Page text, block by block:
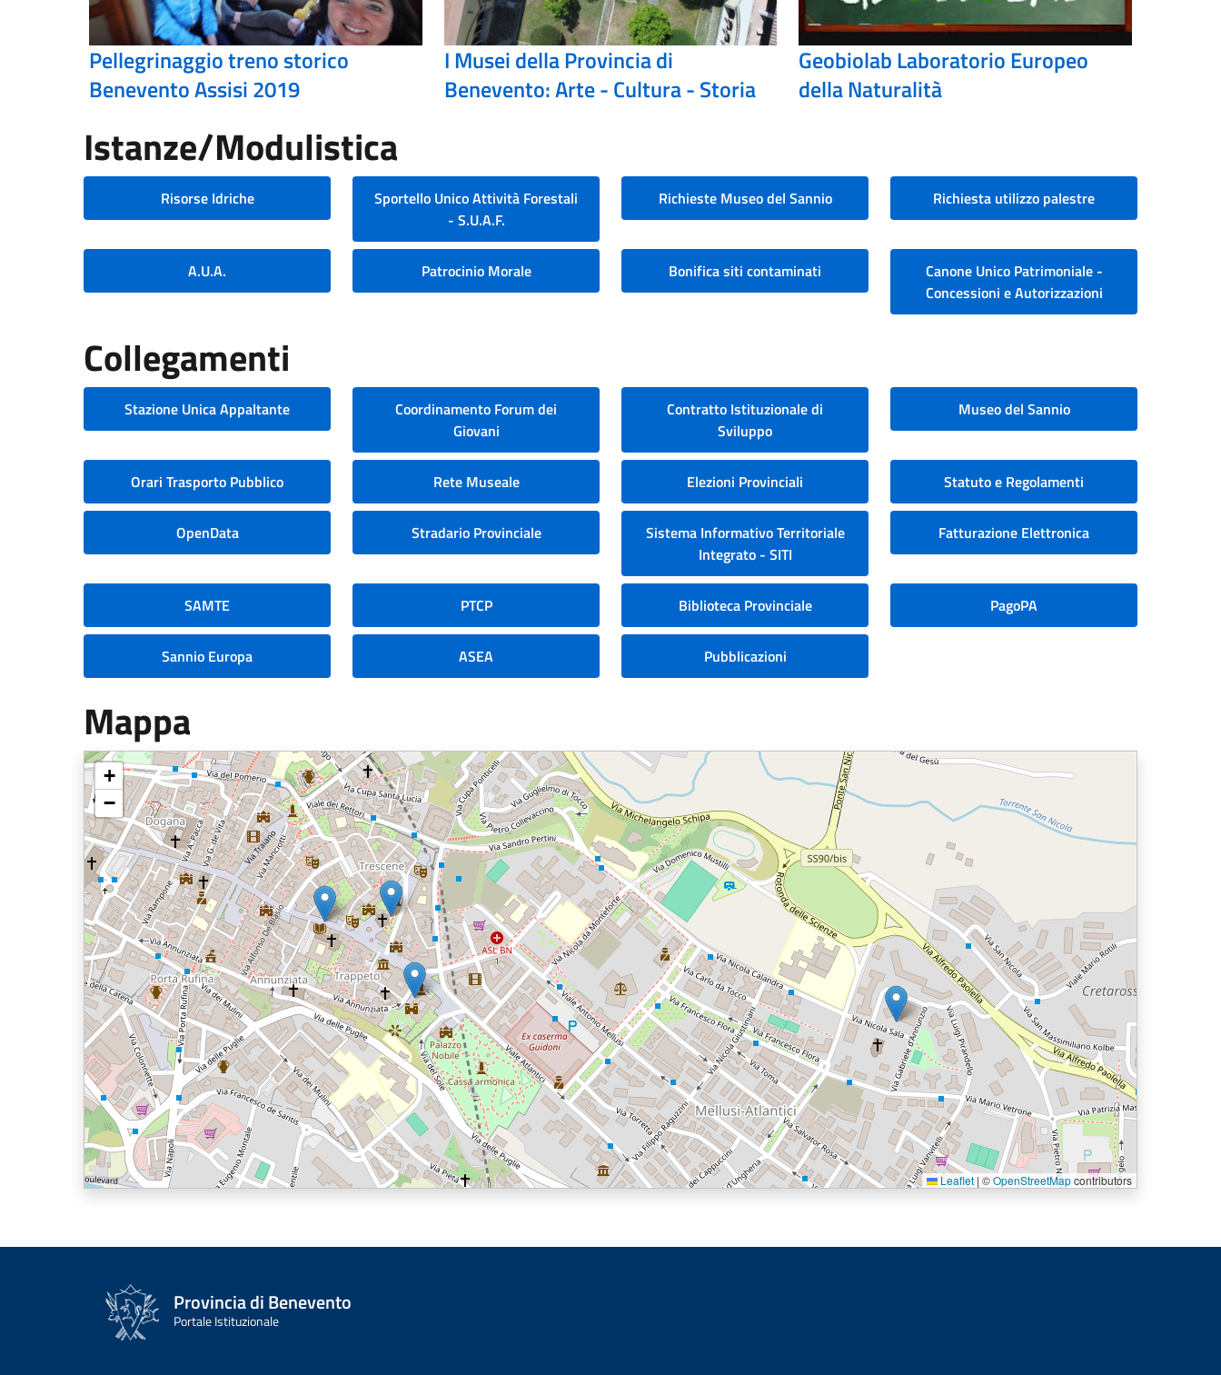
Pellegrinaggio treno storico
Benevento Assisi 2019
I Musei della Provincia di
Benevento: Arte - Cultura - Storia
Geobiolab Laboratorio Europeo
della Naturalità
Istanze/Modulistica
Risorse Idriche
Sportello Unico Attività Forestali
- S.U.A.F.
Richieste Museo del Sannio Richiesta utilizzo palestre
A.U.A. Patrocinio Morale Bonifica siti contaminati
Canone Unico Patrimoniale -
Concessioni e Autorizzazioni
Collegamenti
Stazione Unica Appaltante
Coordinamento Forum dei
Giovani
Contratto Istituzionale di
Sviluppo
Museo del Sannio
Orari Trasporto Pubblico Rete Museale Elezioni Provinciali Statuto e Regolamenti
OpenData Stradario Provinciale
Sistema Informativo Territoriale
Integrato - SITI
Fatturazione Elettronica
SAMTE PTCP Biblioteca Provinciale PagoPA
Sannio Europa ASEA Pubblicazioni
Mappa
+
−
Leaflet | ©OpenStreetMapcontributors
Provincia di Benevento
Portale Istituzionale